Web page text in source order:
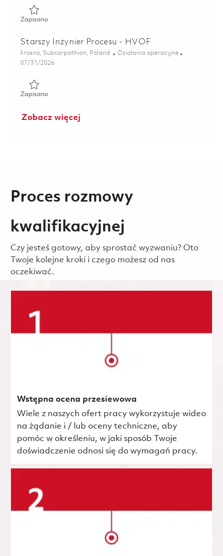
ZapisanoZapisano Technolog / Technolożka 01839854
Starszy Inżynier Procesu - HVOF
Lokalizacja
krosno, Subcarpathian, Poland Kategoria
Działania operacyjne
Posted Date
07/31/2026
ZapisanoZapisano Starszy Inżynier Procesu - HVOF 01858283
Zobacz więcej
Proces rozmowy
kwalifikacyjnej
Czy jesteś gotowy, aby sprostać wyzwaniu? Oto
Twoje kolejne kroki i czego możesz od nas
oczekiwać.
Wstępna ocena przesiewowa
Wiele z naszych ofert pracy wykorzystuje wideo
na żądanie i / lub oceny techniczne, aby
pomóc w określeniu, w jaki sposób Twoje
doświadczenie odnosi się do wymagań pracy.